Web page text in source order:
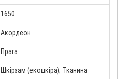
1650
Акордеон
Прага
Шкірзам (екошкіра); Тканина